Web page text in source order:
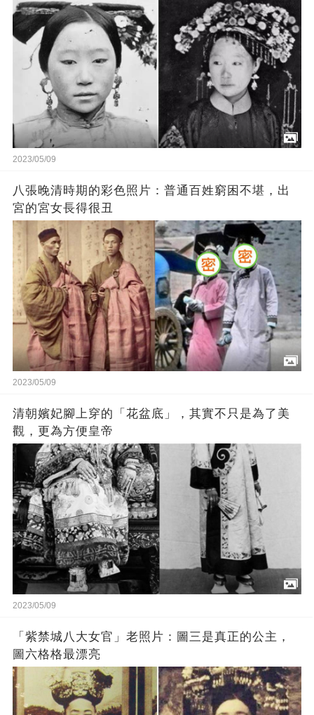
2023/05/09
八張晚清時期的彩色照片：普通百姓窮困不堪，出
宮的宮女長得很丑
2023/05/09
清朝嬪妃腳上穿的「花盆底」，其實不只是為了美
觀，更為方便皇帝
2023/05/09
「紫禁城八大女官」老照片：圖三是真正的公主，
圖六格格最漂亮